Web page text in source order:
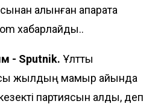
алынған ақпаратқа
хабарлайды..
- Sputnik. Ұлттық
жылдың мамыр айында
партиясын алды, деп